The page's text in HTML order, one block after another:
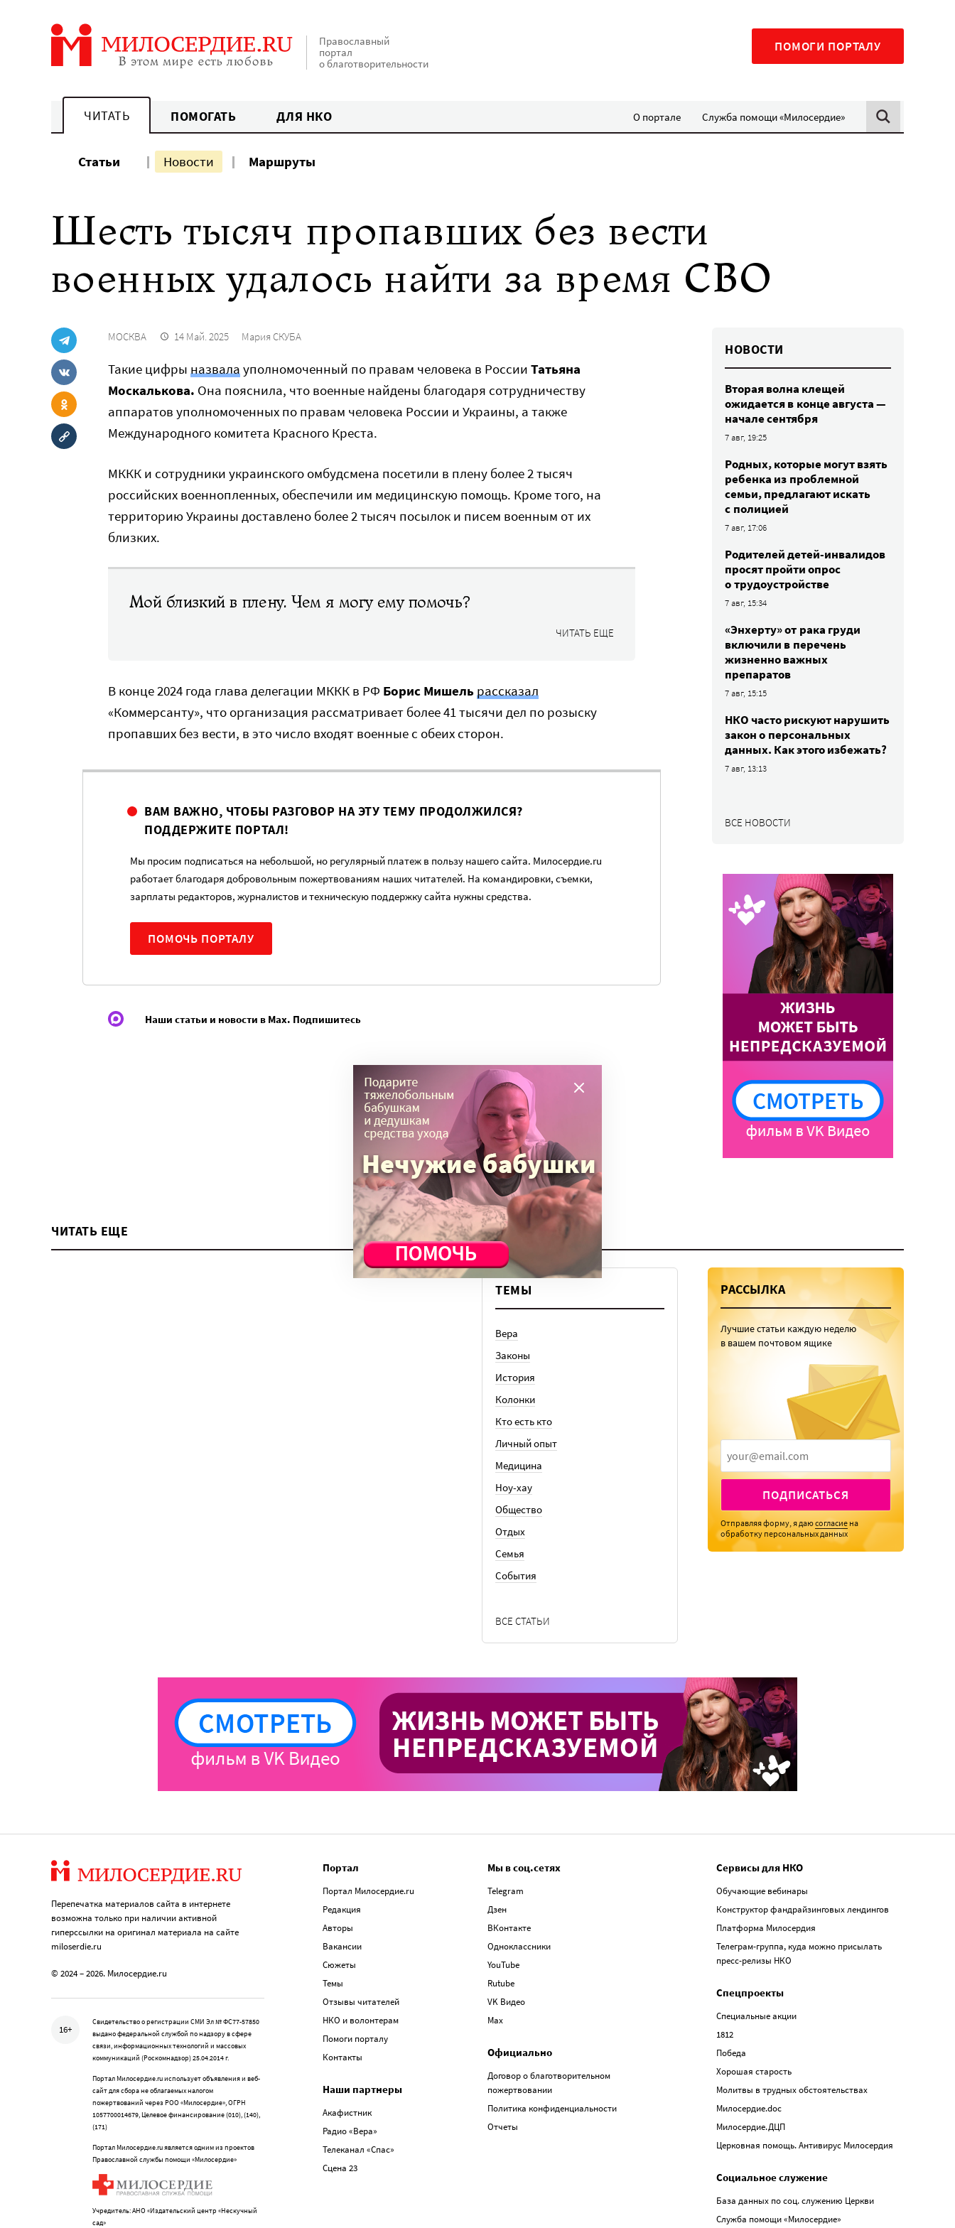
Православный
портал
о благотворительности
ПОМОГИ ПОРТАЛУ
ЧИТАТЬ ПОМОГАТЬ ДЛЯ НКО О портале Служба помощи «Милосердие»
Статьи Новости Маршруты
Шесть тысяч пропавших без вести
военных удалось найти за время СВО
МОСКВА 14 Май. 2025 Мария СКУБА
Такие цифры назвалауполномоченный по правам человека в России Татьяна
Москалькова. Она пояснила, что военные найдены благодаря сотрудничеству
аппаратов уполномоченных по правам человека России и Украины, а также
Международного комитета Красного Креста.
МККК и сотрудники украинского омбудсмена посетили в плену более 2 тысяч
российских военнопленных, обеспечили им медицинскую помощь. Кроме того, на
территорию Украины доставлено более 2 тысяч посылок и писем военным от их
близких.
Мой близкий в плену. Чем я могу ему помочь?
ЧИТАТЬ ЕЩЕ
В конце 2024 года глава делегации МККК в РФ Борис Мишель рассказал
«Коммерсанту», что организация рассматривает более 41 тысячи дел по розыску
пропавших без вести, в это число входят военные с обеих сторон.
ВАМ ВАЖНО, ЧТОБЫ РАЗГОВОР НА ЭТУ ТЕМУ ПРОДОЛЖИЛСЯ?
ПОДДЕРЖИТЕ ПОРТАЛ!
Мы просим подписаться на небольшой, но регулярный платеж в пользу нашего сайта. Милосердие.ru
работает благодаря добровольным пожертвованиям наших читателей. На командировки, съемки,
зарплаты редакторов, журналистов и техническую поддержку сайта нужны средства.
ПОМОЧЬ ПОРТАЛУ
Наши статьи и новости в Max. Подпишитесь
НОВОСТИ
Вторая волна клещей
ожидается в конце августа —
начале сентября
7 авг, 19:25
Родных, которые могут взять
ребенка из проблемной
семьи, предлагают искать
с полицией
7 авг, 17:06
Родителей детей-инвалидов
просят пройти опрос
о трудоустройстве
7 авг, 15:34
«Энхерту» от рака груди
включили в перечень
жизненно важных
препаратов
7 авг, 15:15
НКО часто рискуют нарушить
закон о персональных
данных. Как этого избежать?
7 авг, 13:13
ВСЕ НОВОСТИ
ЧИТАТЬ ЕЩЕ
ТЕМЫ
Вера
Законы
История
Колонки
Кто есть кто
Личный опыт
Медицина
Ноу-хау
Общество
Отдых
Семья
События
ВСЕ СТАТЬИ
РАССЫЛКА
Лучшие статьи каждую неделю
в вашем почтовом ящике
ПОДПИСАТЬСЯ
Отправляя форму, я даюсогласие на
обработку персональных данных
Перепечатка материалов сайта в интернете
возможна только при наличии активной
гиперссылки на оригинал материала на сайте
miloserdie.ru
© 2024 – 2026. Милосердие.ru
16+
Свидетельство о регистрации СМИ Эл № ФС77-57850
выдано федеральной службой по надзору в сфере
связи, информационных технологий и массовых
коммуникаций (Роскомнадзор) 25.04.2014 г.
Портал Милосердие.ru использует объявления и веб-
сайт для сбора не облагаемых налогом
пожертвований через РОО «Милосердие», ОГРН
1057700014679, Целевое финансирование (010), (140),
(171)
Портал Милосердие.ru является одним из проектов
Православной службы помощи «Милосердие»
Учредитель: АНО «Издательский центр «Нескучный
сад»
Портал
Портал Милосердие.ru
Редакция
Авторы
Вакансии
Сюжеты
Темы
Отзывы читателей
НКО и волонтерам
Помоги порталу
Контакты
Наши партнеры
Акафистник
Радио «Вера»
Телеканал «Спас»
Сцена 23
Мы в соц.сетях
Telegram
Дзен
ВКонтакте
Одноклассники
YouTube
Rutube
VK Видео
Max
Официально
Договор о благотворительном
пожертвовании
Политика конфиденциальности
Отчеты
Сервисы для НКО
Обучающие вебинары
Конструктор фандрайзинговых лендингов
Платформа Милосердия
Телеграм-группа, куда можно присылать
пресс-релизы НКО
Спецпроекты
Специальные акции
1812
Победа
Хорошая старость
Молитвы в трудных обстоятельствах
Милосердие.doc
Милосердие.ДЦП
Церковная помощь. Антивирус Милосердия
Социальное служение
База данных по соц. служению Церкви
Служба помощи «Милосердие»